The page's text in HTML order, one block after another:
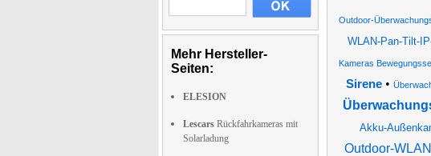
Mehr Hersteller-
Seiten:
ELESION
Lescars Rückfahrkameras mit
Solarladung
Outdoor-
WLAN-Pan-Tilt-
Kameras
Sirene •
Akku-
Outdoor-